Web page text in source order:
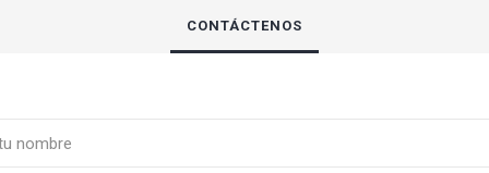
CONTÁCTENOS